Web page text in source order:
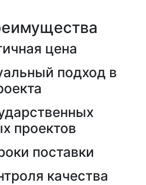
цена
подход в
проектов
поставки
качества